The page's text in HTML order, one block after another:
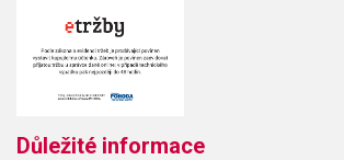
Důležité informace